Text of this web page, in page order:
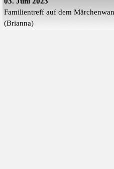
Familientreff auf dem
(Brianna)